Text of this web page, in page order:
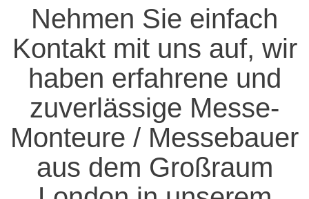
Nehmen Sie einfach
Kontakt mit uns auf, wir
haben erfahrene und
zuverlässige Messe-
Monteure / Messebauer
aus dem Großraum